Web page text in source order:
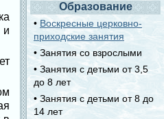
и
Образование
• Воскресные церковно-
приходские занятия
• Занятия со взрослыми
• Занятия с детьми от 3,5
до 8 лет
• Занятия с детьми от 8 до
14 лет